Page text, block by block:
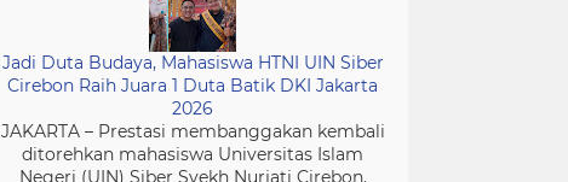
Jadi Duta Budaya, Mahasiswa HTNI UIN Siber
Cirebon Raih Juara 1 Duta Batik DKI Jakarta
2026
JAKARTA – Prestasi membanggakan kembali
ditorehkan mahasiswa Universitas Islam
Negeri (UIN) Siber Syekh Nurjati Cirebon.